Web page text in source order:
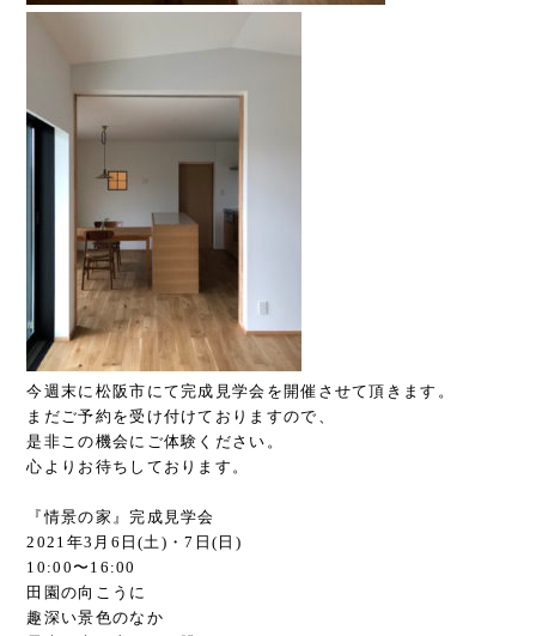
今週末に松阪市にて完成見学会を開催させて頂きます。
まだご予約を受け付けておりますので、
是非この機会にご体験ください。
心よりお待ちしております。
『情景の家』完成見学会
2021年3月6日(土)・7日(日)
10:00〜16:00
田園の向こうに
趣深い景色のなか